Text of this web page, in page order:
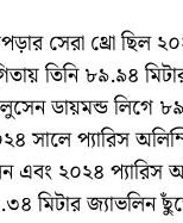
সেরা থ্রো ছিল
তিনি ৮৯.৯৪
ডায়মন্ড লিগে
সালে প্যারিস
এবং ২০২৪ প্যারিস
মিটার জ্যাভলিন